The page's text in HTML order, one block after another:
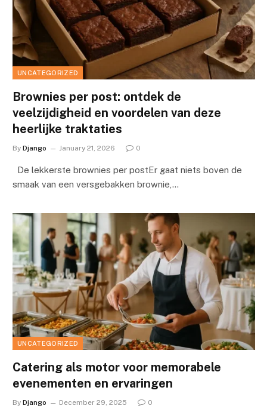
UNCATEGORIZED
Brownies per post: ontdek de
veelzijdigheid en voordelen van deze
heerlijke traktaties
By Django January 21, 2026 0
De lekkerste brownies per postEr gaat niets boven de
smaak van een versgebakken brownie,…
UNCATEGORIZED
Catering als motor voor memorabele
evenementen en ervaringen
By Django December 29, 2025 0